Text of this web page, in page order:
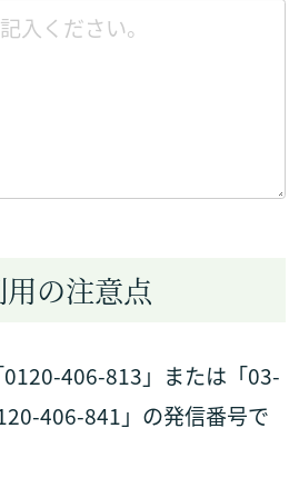
の注意点
406-813」または「03-
406-841」の発信番号で